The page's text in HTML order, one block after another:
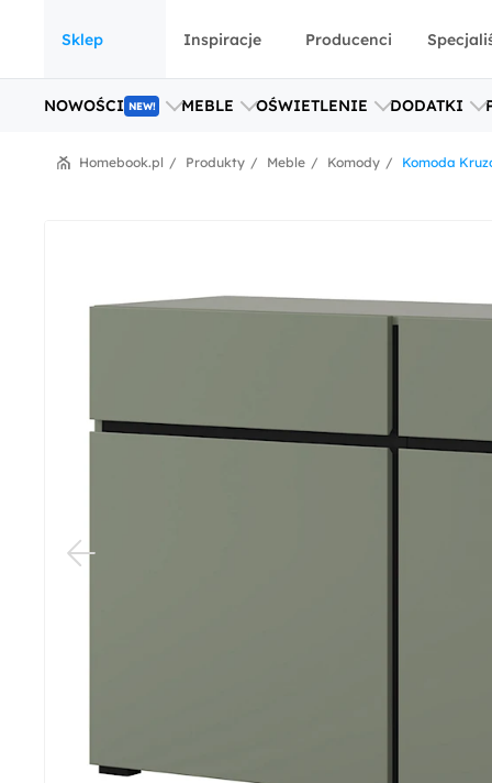
Sklep
NOWOŚCI NEW! MEBLE OŚWIETLENIE DODATKI
Inspiracje Producenci
Komoda
Komody
Meble
Produkty
Homebook.pl